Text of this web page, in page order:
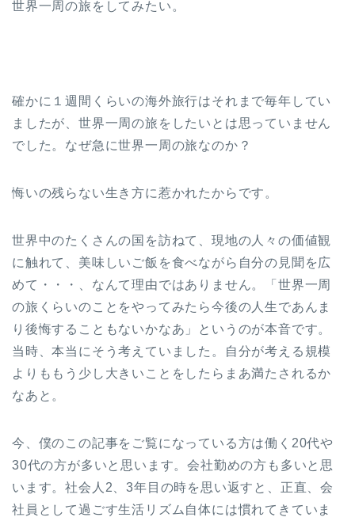
世界一周の旅をしてみたい。
確かに１週間くらいの海外旅行はそれまで毎年してい
ましたが、世界一周の旅をしたいとは思っていません
でした。なぜ急に世界一周の旅なのか？
悔いの残らない生き方に惹かれたからです。
世界中のたくさんの国を訪ねて、現地の人々の価値観
に触れて、美味しいご飯を食べながら自分の見聞を広
めて・・・、なんて理由ではありません。「世界一周
の旅くらいのことをやってみたら今後の人生であんま
り後悔することもないかなあ」というのが本音です。
当時、本当にそう考えていました。自分が考える規模
よりももう少し大きいことをしたらまあ満たされるか
なあと。
今、僕のこの記事をご覧になっている方は働く20代や
30代の方が多いと思います。会社勤めの方も多いと思
います。社会人2、3年目の時を思い返すと、正直、会
社員として過ごす生活リズム自体には慣れてきていま